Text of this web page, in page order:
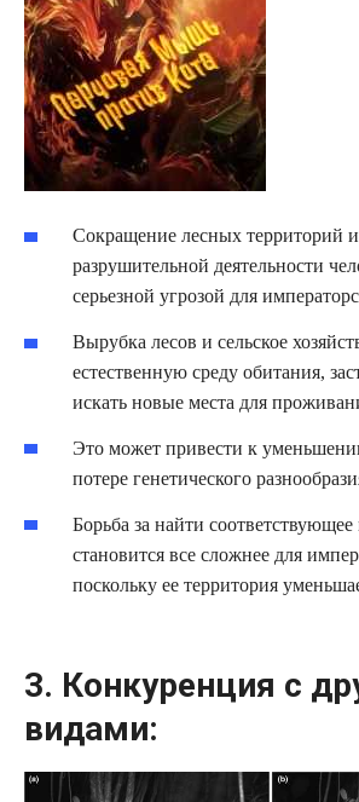
Сокращение лесных территорий
разрушительной деятельности
серьезной угрозой для
Вырубка лесов и сельское
естественную среду обитания,
искать новые места для
Это может привести к
потере генетического
Борьба за найти
становится все сложнее для
поскольку ее территория
3. Конкуренция с
видами: